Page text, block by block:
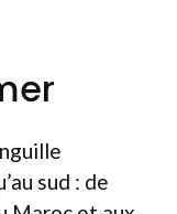
sud : de